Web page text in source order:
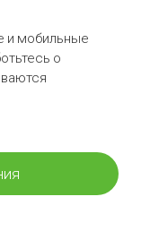
и мобильные
о